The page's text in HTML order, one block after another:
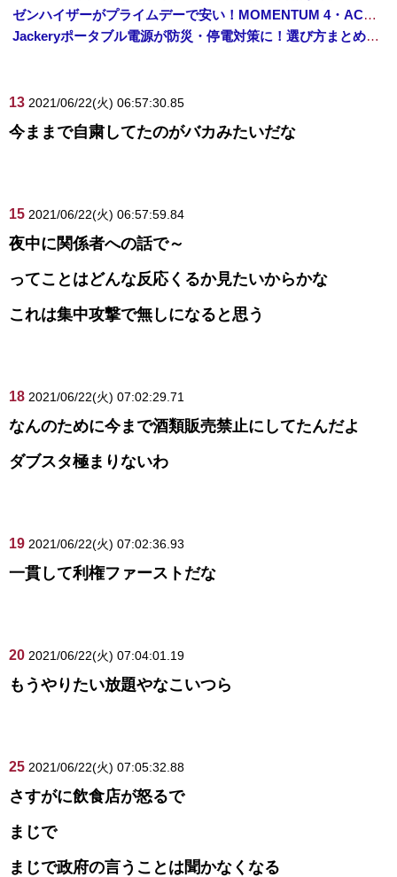
ゼンハイザーがプライムデーで安い！MOMENTUM 4・ACCENTUMなど対象モデルまとめ！
Jackeryポータブル電源が防災・停電対策に！選び方まとめ【プライムデー最終日】
13 2021/06/22(火) 06:57:30.85
今ままで自粛してたのがバカみたいだな
15 2021/06/22(火) 06:57:59.84
夜中に関係者への話で～
ってことはどんな反応くるか見たいからかな
これは集中攻撃で無しになると思う
18 2021/06/22(火) 07:02:29.71
なんのために今まで酒類販売禁止にしてたんだよ
ダブスタ極まりないわ
19 2021/06/22(火) 07:02:36.93
一貫して利権ファーストだな
20 2021/06/22(火) 07:04:01.19
もうやりたい放題やなこいつら
25 2021/06/22(火) 07:05:32.88
さすがに飲食店が怒るで
まじで
まじで政府の言うことは聞かなくなる